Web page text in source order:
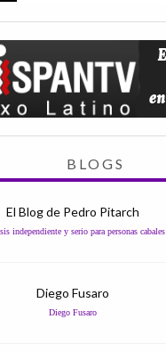
BLOGS
El Blog de Pedro Pitarch
independiente y serio para personas cabales
Diego Fusaro
Diego Fusaro